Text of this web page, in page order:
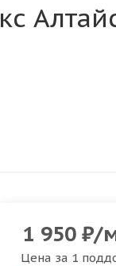
1 950₽/
Цена за 1